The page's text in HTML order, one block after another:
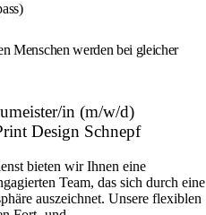
Menschen werden bei gleicher
in (m/w/d)
Design Schnepf
bieten wir Ihnen eine
Team, das sich durch eine
auszeichnet. Unsere flexiblen